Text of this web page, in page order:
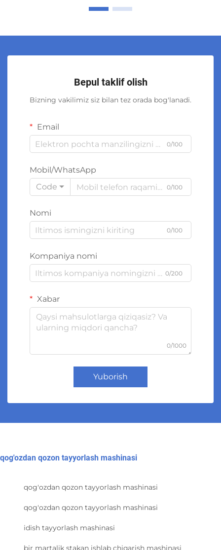
Bepul taklif olish
Bizning vakilimiz siz bilan tez orada bog'lanadi.
Email
0/100
Mobil/WhatsApp
Code
0/100
Nomi
0/100
Kompaniya nomi
0/200
Xabar
0/1000
Yuborish
qog'ozdan qozon tayyorlash mashinasi
qog'ozdan qozon tayyorlash mashinasi
qog'ozdan qozon tayyorlash mashinasi
idish tayyorlash mashinasi
bir martalik stakan ishlab chiqarish mashinasi